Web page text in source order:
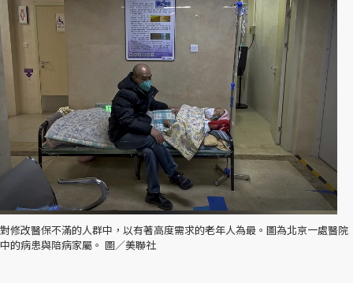
對修改醫保不滿的人群中，以有著高度需求的老年人為最。圖為北京一處醫院
中的病患與陪病家屬。 圖／美聯社